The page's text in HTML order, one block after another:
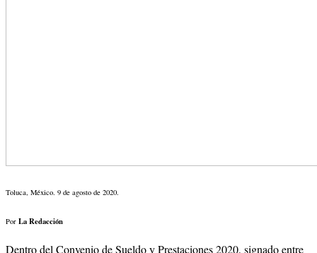
Toluca, México. 9 de agosto de 2020.
Por La Redacción
Dentro del Convenio de Sueldo y Prestaciones 2020, signado entre